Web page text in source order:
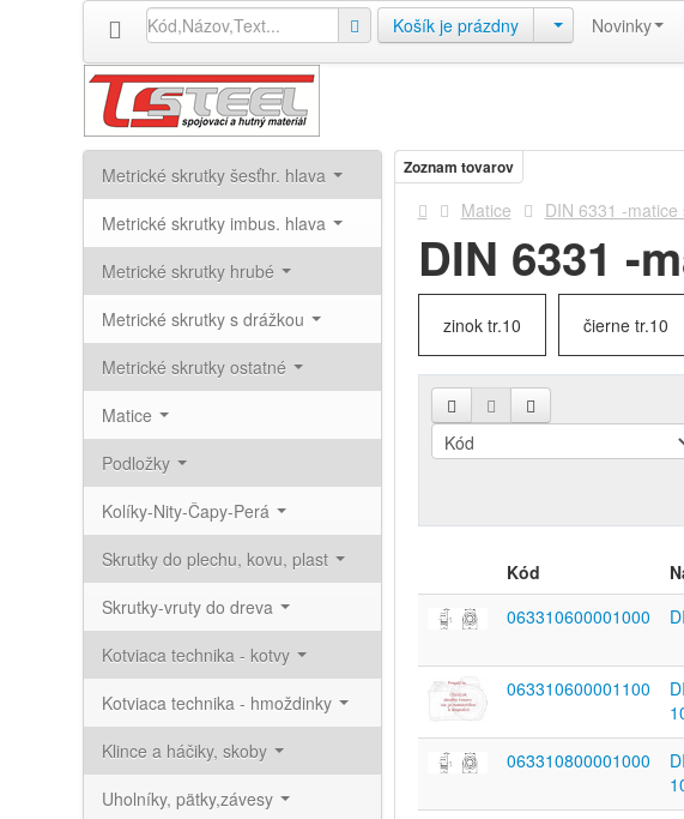
Košík je prázdny Novinky
Metrické skrutky šesťhr. hlava
Metrické skrutky imbus. hlava
Metrické skrutky hrubé
Metrické skrutky s drážkou
Metrické skrutky ostatné
Matice
Podložky
Kolíky-Nity-Čapy-Perá
Skrutky do plechu, kovu, plast
Skrutky-vruty do dreva
Kotviaca technika - kotvy
Kotviaca technika - hmoždinky
Klince a háčiky, skoby
Uholníky, pätky,závesy
Zoznam tovarov
Matice DIN 6331 -
DIN 6331 -
zinok tr.10 čierne tr.10
Kód
063310600001000
063310600001100
063310800001000